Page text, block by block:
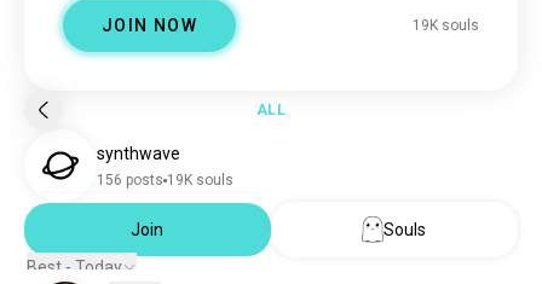
JOIN NOW 19K souls
ALL
synthwave
156 posts 19K souls
Join
Souls
Best - Today